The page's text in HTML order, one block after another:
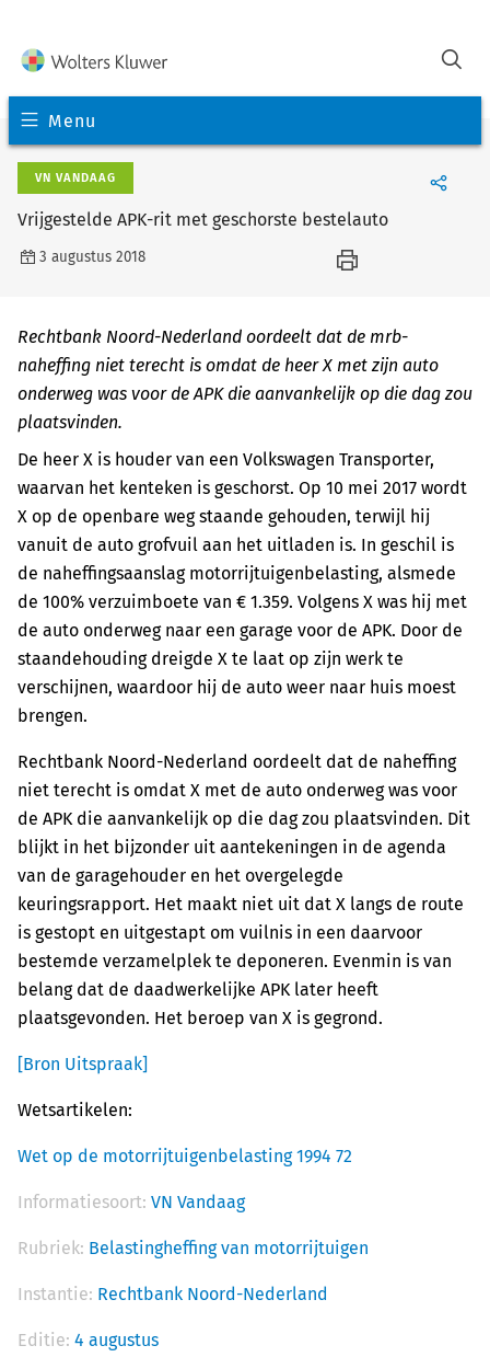
Menu
VN VANDAAG
Vrijgestelde APK-rit met geschorste bestelauto
3 augustus 2018
Rechtbank Noord-Nederland oordeelt dat de mrb-
naheffing niet terecht is omdat de heer X met zijn auto
onderweg was voor de APK die aanvankelijk op die dag zou
plaatsvinden.
De heer X is houder van een Volkswagen Transporter,
waarvan het kenteken is geschorst. Op 10 mei 2017 wordt
X op de openbare weg staande gehouden, terwijl hij
vanuit de auto grofvuil aan het uitladen is. In geschil is
de naheffingsaanslag motorrijtuigenbelasting, alsmede
de 100% verzuimboete van € 1.359. Volgens X was hij met
de auto onderweg naar een garage voor de APK. Door de
staandehouding dreigde X te laat op zijn werk te
verschijnen, waardoor hij de auto weer naar huis moest
brengen.
Rechtbank Noord-Nederland oordeelt dat de naheffing
niet terecht is omdat X met de auto onderweg was voor
de APK die aanvankelijk op die dag zou plaatsvinden. Dit
blijkt in het bijzonder uit aantekeningen in de agenda
van de garagehouder en het overgelegde
keuringsrapport. Het maakt niet uit dat X langs de route
is gestopt en uitgestapt om vuilnis in een daarvoor
bestemde verzamelplek te deponeren. Evenmin is van
belang dat de daadwerkelijke APK later heeft
plaatsgevonden. Het beroep van X is gegrond.
[Bron Uitspraak]
Wetsartikelen:
Wet op de motorrijtuigenbelasting 1994 72
Informatiesoort: VN Vandaag
Rubriek: Belastingheffing van motorrijtuigen
Instantie: Rechtbank Noord-Nederland
Editie: 4 augustus